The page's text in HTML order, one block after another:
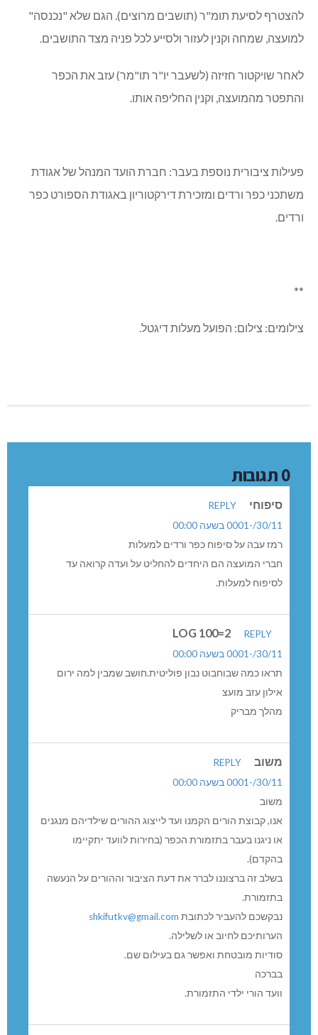
להצטרף לסיעת תומ"ר (תושבים מרוצים). הגם שלא "נכנסה"
למועצה, שמחה וקנין לעזור ולסייע לכל פניה מצד התושבים.
לאחר שויקטור חזיזה (לשעבר יו"ר תו"מר) עזב את הכפר
והתפטר מהמועצה, וקנין החליפה אותו.
פעילות ציבורית נוספת בעבר: חברת הועד המנהל של אגודת
משתכני כפר ורדים ומזכירת דירקטוריון באגודת הספורט כפר
ורדים.
**
צילומים: צילום: הפועל מעלות דיגטל.
0 תגובות
סיפוחי
REPLY
30/11/-0001 בשעה 00:00
רמז עבה על סיפוח כפר ורדים למעלות
חברי המועצה הם היחדים להחליט על ועדה קרואה עד
לסיפוח למעלות.
LOG 100=2
REPLY
30/11/-0001 בשעה 00:00
תראו כמה שבוחבוט נבון פוליטית.חושב שמבין למה ירום
אילון עזב מועצ
מהלך מבריק
משוב
REPLY
30/11/-0001 בשעה 00:00
משוב
אנו, קבוצת הורים הקמנו ועד לייצוג ההורים שילדיהם מנגנים
או ניגנו בעבר בתזמורת הכפר (בחירות לוועד יתקיימו
בהקדם).
בשלב זה ברצוננו לברר את דעת הציבור וההורים על הנעשה
בתזמורת.
נבקשכם להעביר לכתובת shkifutkv@gmail.com
הערותיכם לחיוב או לשלילה.
סודיות מובטחת ואפשר גם בעילום שם.
בברכה
וועד הורי ילדי התזמורת.